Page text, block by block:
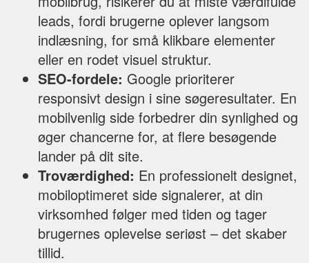
leads, fordi brugerne oplever langsom
indlæsning, for små klikbare elementer
eller en rodet visuel struktur.
SEO-fordele: Google prioriterer
responsivt design i sine søgeresultater. En
mobilvenlig side forbedrer din synlighed og
øger chancerne for, at flere besøgende
lander på dit site.
Troværdighed: En professionelt designet,
mobiloptimeret side signalerer, at din
virksomhed følger med tiden og tager
brugernes oplevelse seriøst – det skaber
tillid.